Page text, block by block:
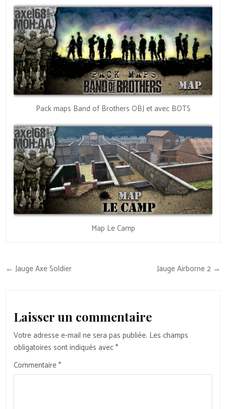
Pack maps Band of Brothers OBJ et avec BOTS
Map Le Camp
Navigation
← Jauge Axe Soldier Jauge Airborne 2 →
Laisser un commentaire
Votre adresse e-mail ne sera pas publiée. Les champs
obligatoires sont indiqués avec*
Commentaire*